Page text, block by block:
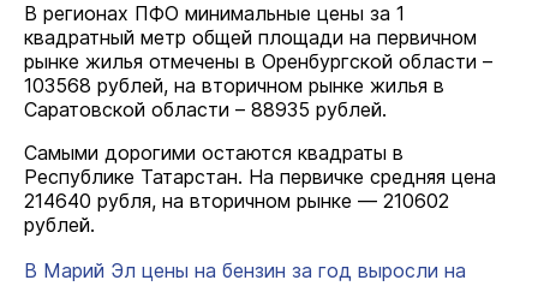
В регионах ПФО минимальные цены за 1
квадратный метр общей площади на первичном
рынке жилья отмечены в Оренбургской области –
103568 рублей, на вторичном рынке жилья в
Саратовской области – 88935 рублей.
Самыми дорогими остаются квадраты в
Республике Татарстан. На первичке средняя цена
214640 рубля, на вторичном рынке — 210602
рублей.
В Марий Эл цены на бензин за год выросли на